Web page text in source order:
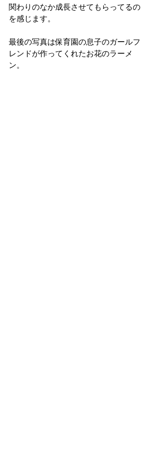
関わりのなか成長させてもらってるの
を感じます。
最後の写真は保育園の息子のガールフ
レンドが作ってくれたお花のラーメ
ン。